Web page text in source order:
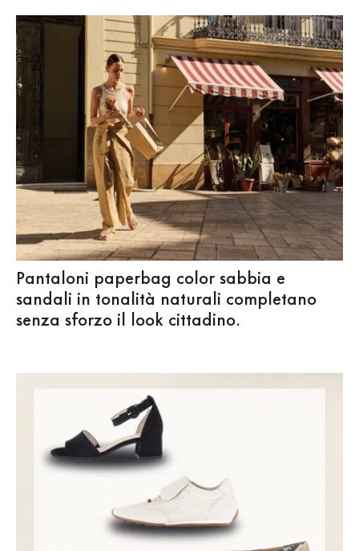
Pantaloni paperbag color sabbia e
sandali in tonalità naturali completano
senza sforzo il look cittadino.